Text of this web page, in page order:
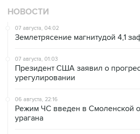
НОВОСТИ
07 августа, 04:02
Землетрясение магнитудой 4,1
07 августа, 01:03
Президент США заявил о
урегулировании
06 августа, 22:16
Режим ЧС введен в Смоленской
урагана